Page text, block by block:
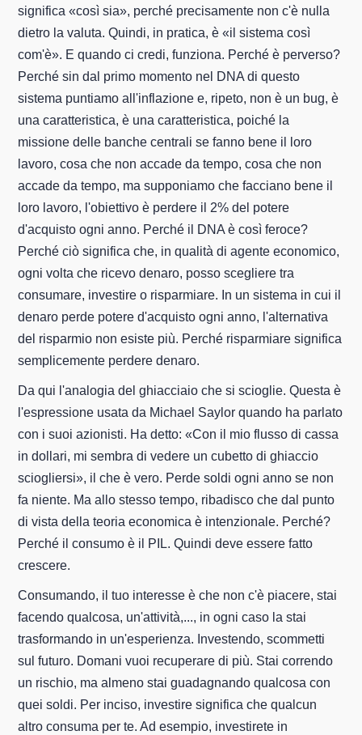
significa «così sia», perché precisamente non c'è nulla
dietro la valuta. Quindi, in pratica, è «il sistema così
com'è». E quando ci credi, funziona. Perché è perverso?
Perché sin dal primo momento nel DNA di questo
sistema puntiamo all'inflazione e, ripeto, non è un bug, è
una caratteristica, è una caratteristica, poiché la
missione delle banche centrali se fanno bene il loro
lavoro, cosa che non accade da tempo, cosa che non
accade da tempo, ma supponiamo che facciano bene il
loro lavoro, l'obiettivo è perdere il 2% del potere
d'acquisto ogni anno. Perché il DNA è così feroce?
Perché ciò significa che, in qualità di agente economico,
ogni volta che ricevo denaro, posso scegliere tra
consumare, investire o risparmiare. In un sistema in cui il
denaro perde potere d'acquisto ogni anno, l'alternativa
del risparmio non esiste più. Perché risparmiare significa
semplicemente perdere denaro.
Da qui l'analogia del ghiacciaio che si scioglie. Questa è
l'espressione usata da Michael Saylor quando ha parlato
con i suoi azionisti. Ha detto: «Con il mio flusso di cassa
in dollari, mi sembra di vedere un cubetto di ghiaccio
sciogliersi», il che è vero. Perde soldi ogni anno se non
fa niente. Ma allo stesso tempo, ribadisco che dal punto
di vista della teoria economica è intenzionale. Perché?
Perché il consumo è il PIL. Quindi deve essere fatto
crescere.
Consumando, il tuo interesse è che non c'è piacere, stai
facendo qualcosa, un'attività,..., in ogni caso la stai
trasformando in un'esperienza. Investendo, scommetti
sul futuro. Domani vuoi recuperare di più. Stai correndo
un rischio, ma almeno stai guadagnando qualcosa con
quei soldi. Per inciso, investire significa che qualcun
altro consuma per te. Ad esempio, investirete in